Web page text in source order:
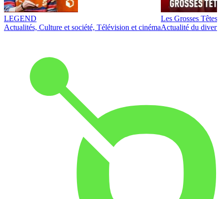
LEGEND
Actualités, Culture et société, Télévision et cinéma
Les Grosses Têtes
Actualité du